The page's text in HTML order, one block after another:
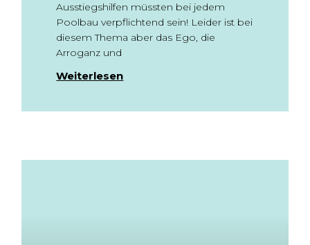
Ausstiegshilfen müssten bei jedem
Poolbau verpflichtend sein! Leider ist bei
diesem Thema aber das Ego, die
Arroganz und
Weiterlesen